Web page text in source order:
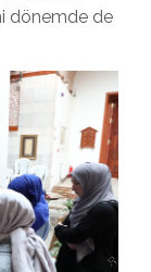
dönemde de